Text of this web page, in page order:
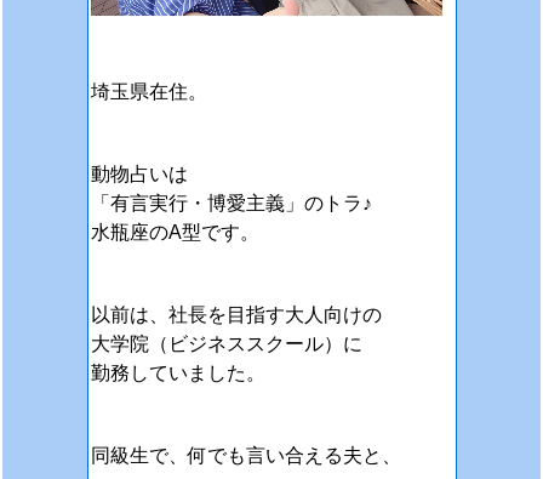
埼玉県在住。
動物占いは
「有言実行・博愛主義」のトラ♪
水瓶座のA型です。
以前は、社長を目指す大人向けの
大学院（ビジネススクール）に
勤務していました。
同級生で、何でも言い合える夫と、